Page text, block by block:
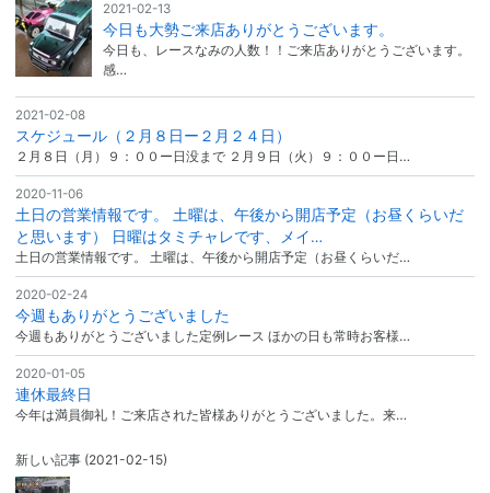
2021-02-13
今日も大勢ご来店ありがとうございます。
今日も、レースなみの人数！！ご来店ありがとうございます。
感…
2021-02-08
スケジュール（２月８日ー２月２４日）
２月８日（月）９：００ー日没まで ２月９日（火）９：００ー日…
2020-11-06
土日の営業情報です。 土曜は、午後から開店予定（お昼くらいだ
と思います） 日曜はタミチャレです、メイ…
土日の営業情報です。 土曜は、午後から開店予定（お昼くらいだ…
2020-02-24
今週もありがとうございました
今週もありがとうございました定例レース ほかの日も常時お客様…
2020-01-05
連休最終日
今年は満員御礼！ご来店された皆様ありがとうございました。来…
新しい記事 (2021-02-15)